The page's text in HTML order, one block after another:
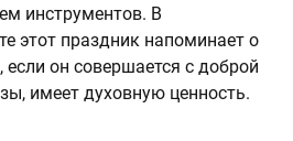
инструментов. В
этот праздник напоминает о
он совершается с доброй
имеет духовную ценность.